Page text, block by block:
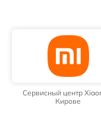
Сервисный центр
Кирове